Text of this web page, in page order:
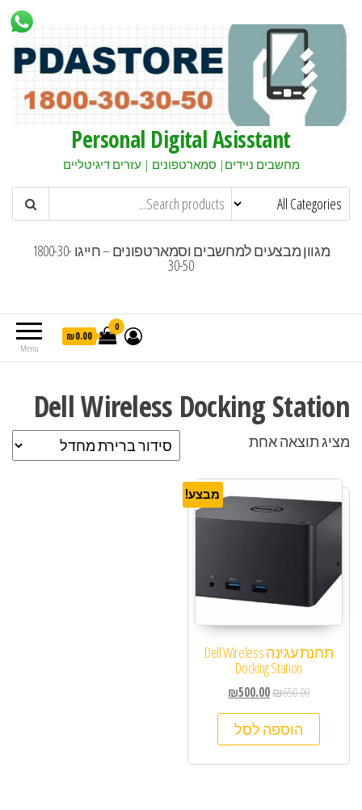
Personal Digital Asisstant
מחשבים ניידים| סמארטפונים | עזרים דיגיטליים
מגוון מבצעים למחשבים וסמארטפונים – חייגו 1800-30-
30-50
Menu
0
₪0.00
Dell Wireless Docking Station
מציג תוצאה אחת
מבצע!
תחנת עגינה Dell Wireless
Docking Station
₪650.00
₪500.00
הוספה לסל